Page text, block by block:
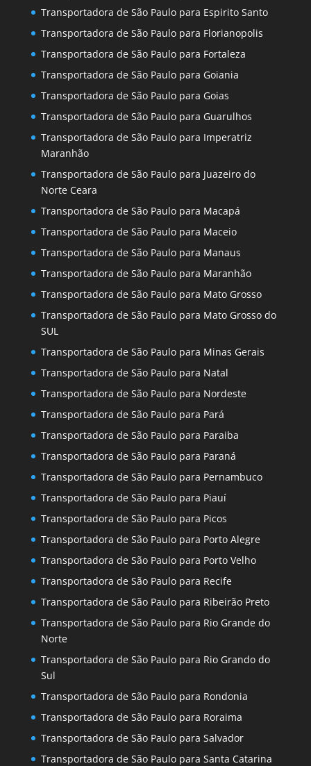
Transportadora de São Paulo para Espirito Santo
Transportadora de São Paulo para Florianopolis
Transportadora de São Paulo para Fortaleza
Transportadora de São Paulo para Goiania
Transportadora de São Paulo para Goias
Transportadora de São Paulo para Guarulhos
Transportadora de São Paulo para Imperatriz
Maranhão
Transportadora de São Paulo para Juazeiro do
Norte Ceara
Transportadora de São Paulo para Macapá
Transportadora de São Paulo para Maceio
Transportadora de São Paulo para Manaus
Transportadora de São Paulo para Maranhão
Transportadora de São Paulo para Mato Grosso
Transportadora de São Paulo para Mato Grosso do
SUL
Transportadora de São Paulo para Minas Gerais
Transportadora de São Paulo para Natal
Transportadora de São Paulo para Nordeste
Transportadora de São Paulo para Pará
Transportadora de São Paulo para Paraiba
Transportadora de São Paulo para Paraná
Transportadora de São Paulo para Pernambuco
Transportadora de São Paulo para Piauí
Transportadora de São Paulo para Picos
Transportadora de São Paulo para Porto Alegre
Transportadora de São Paulo para Porto Velho
Transportadora de São Paulo para Recife
Transportadora de São Paulo para Ribeirão Preto
Transportadora de São Paulo para Rio Grande do
Norte
Transportadora de São Paulo para Rio Grando do
Sul
Transportadora de São Paulo para Rondonia
Transportadora de São Paulo para Roraima
Transportadora de São Paulo para Salvador
Transportadora de São Paulo para Santa Catarina